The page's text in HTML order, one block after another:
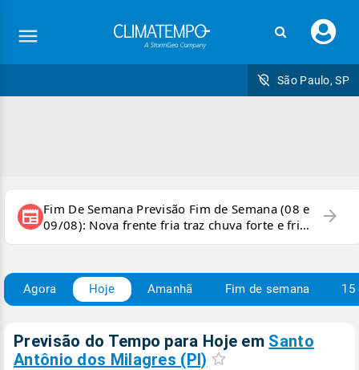
seu
São Paulo, SP
newspaper Fim De Semana Previsão Fim de Semana (08 e
09/08): Nova frente fria traz chuva forte e frio
para áreas do país
arrow_forward
Agora Hoje Amanhã Fim de semana 15
Previsão do Tempo para Hoje em Santo
Antônio dos Milagres (PI)